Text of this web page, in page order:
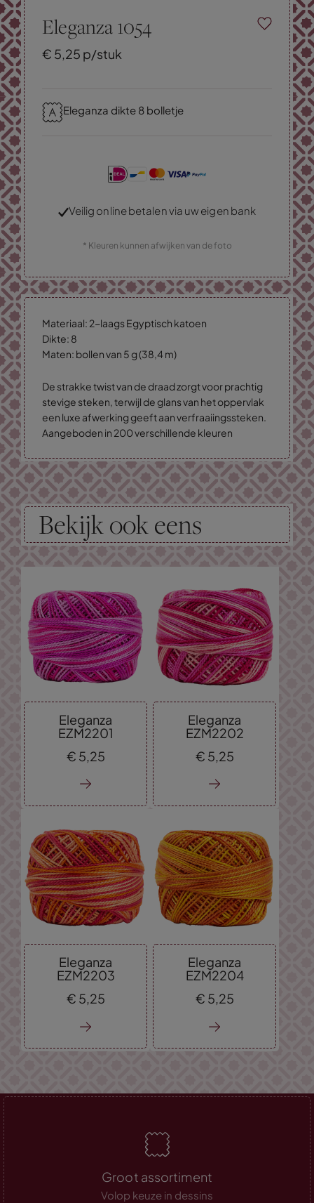
Eleganza 1054
€ 5,25 p/stuk
Eleganza dikte 8 bolletje
Veilig online betalen via uw eigen bank
* Kleuren kunnen afwijken van de foto
Materiaal: 2-laags Egyptisch katoen
Dikte: 8
Maten: bollen van 5 g (38,4 m)
De strakke twist van de draad zorgt voor prachtig
stevige steken, terwijl de glans van het oppervlak
een luxe afwerking geeft aan verfraaiingssteken.
Aangeboden in 200 verschillende kleuren
Bekijk ook eens
Eleganza
EZM2201
€ 5,25
Eleganza
EZM2202
€ 5,25
Eleganza
EZM2203
€ 5,25
Eleganza
EZM2204
€ 5,25
Groot assortiment
Volop keuze in dessins